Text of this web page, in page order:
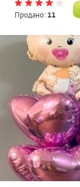
Продано: 11